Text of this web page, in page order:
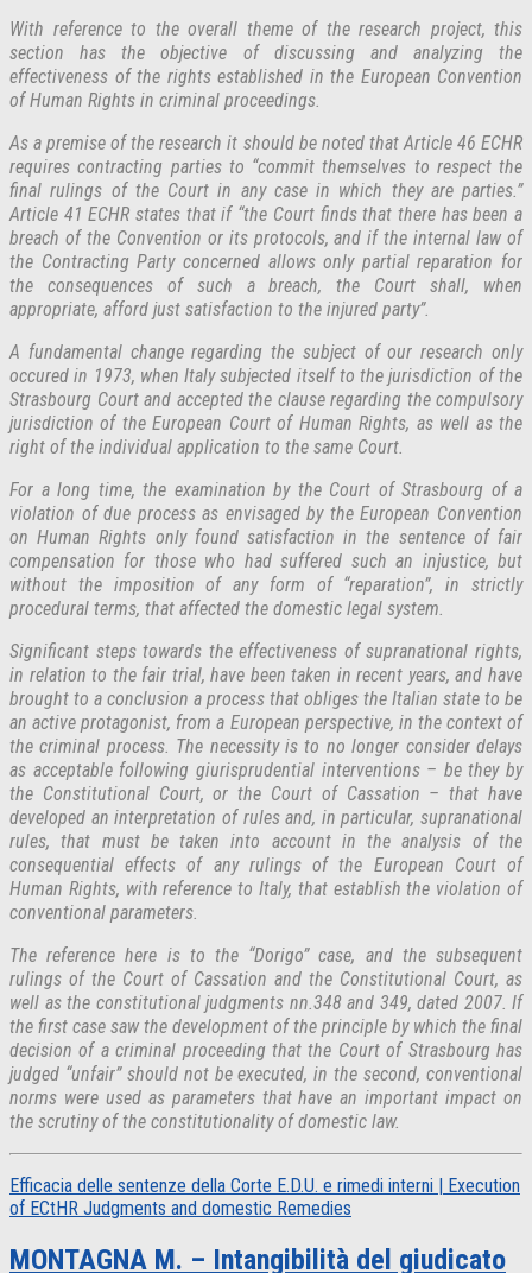
With reference to the overall theme of the research project, this
section has the objective of discussing and analyzing the
effectiveness of the rights established in the European Convention
of Human Rights in criminal proceedings.
As a premise of the research it should be noted that Article 46 ECHR
requires contracting parties to “commit themselves to respect the
final rulings of the Court in any case in which they are parties.”
Article 41 ECHR states that if “the Court finds that there has been a
breach of the Convention or its protocols, and if the internal law of
the Contracting Party concerned allows only partial reparation for
the consequences of such a breach, the Court shall, when
appropriate, afford just satisfaction to the injured party”.
A fundamental change regarding the subject of our research only
occured in 1973, when Italy subjected itself to the jurisdiction of the
Strasbourg Court and accepted the clause regarding the compulsory
jurisdiction of the European Court of Human Rights, as well as the
right of the individual application to the same Court.
For a long time, the examination by the Court of Strasbourg of a
violation of due process as envisaged by the European Convention
on Human Rights only found satisfaction in the sentence of fair
compensation for those who had suffered such an injustice, but
without the imposition of any form of “reparation”, in strictly
procedural terms, that affected the domestic legal system.
Significant steps towards the effectiveness of supranational rights,
in relation to the fair trial, have been taken in recent years, and have
brought to a conclusion a process that obliges the Italian state to be
an active protagonist, from a European perspective, in the context of
the criminal process. The necessity is to no longer consider delays
as acceptable following giurisprudential interventions – be they by
the Constitutional Court, or the Court of Cassation – that have
developed an interpretation of rules and, in particular, supranational
rules, that must be taken into account in the analysis of the
consequential effects of any rulings of the European Court of
Human Rights, with reference to Italy, that establish the violation of
conventional parameters.
The reference here is to the “Dorigo” case, and the subsequent
rulings of the Court of Cassation and the Constitutional Court, as
well as the constitutional judgments nn.348 and 349, dated 2007. If
the first case saw the development of the principle by which the final
decision of a criminal proceeding that the Court of Strasbourg has
judged “unfair” should not be executed, in the second, conventional
norms were used as parameters that have an important impact on
the scrutiny of the constitutionality of domestic law.
Efficacia delle sentenze della Corte E.D.U. e rimedi interni | Execution
of ECtHR Judgments and domestic Remedies
MONTAGNA M. – Intangibilità del giudicato